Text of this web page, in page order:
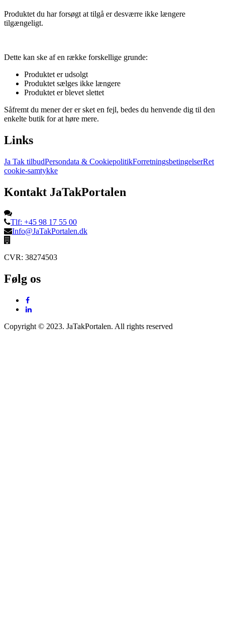
Produktet du har forsøgt at tilgå er desværre ikke længere
tilgængeligt.
Dette kan ske af en række forskellige grunde:
Produktet er udsolgt
Produktet sælges ikke længere
Produktet er blevet slettet
Såfremt du mener der er sket en fejl, bedes du henvende dig til den
enkelte butik for at høre mere.
Links
Ja Tak tilbudPersondata & CookiepolitikForretningsbetingelserRet
cookie-samtykke
Kontakt JaTakPortalen
Tlf: +45 98 17 55 00
Info@JaTakPortalen.dk
CVR: 38274503
Følg os
Copyright © 2023. JaTakPortalen. All rights reserved